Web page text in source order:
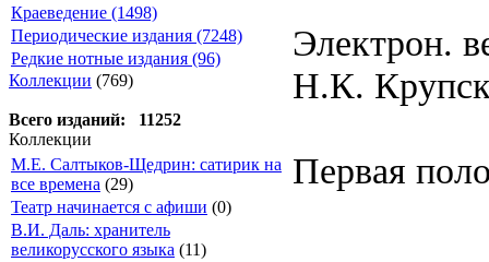
Краеведение (1498)
Периодические издания (7248)
Редкие нотные издания (96)
Коллекции (769)
Всего изданий: 11252
Коллекции
М.Е. Салтыков-Щедрин: сатирик на
все времена (29)
Театр начинается с афиши (0)
В.И. Даль: хранитель
великорусского языка (11)
Электрон.
Н.К.
Первая